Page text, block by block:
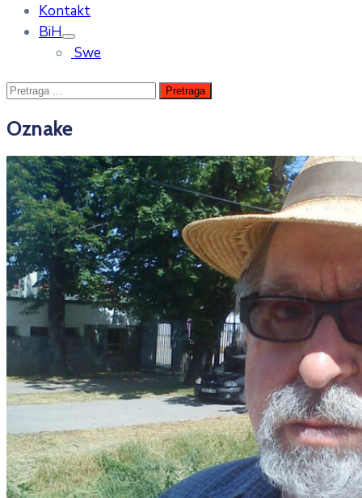
Kontakt
BiH
Swe
Oznake